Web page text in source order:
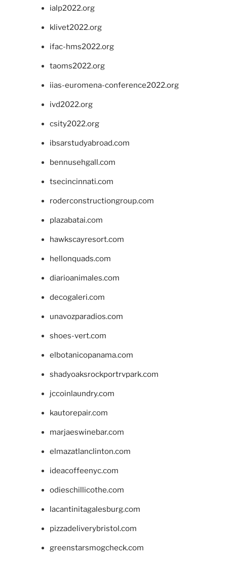
ialp2022.org
klivet2022.org
ifac-hms2022.org
taoms2022.org
iias-euromena-conference2022.org
ivd2022.org
csity2022.org
ibsarstudyabroad.com
bennusehgall.com
tsecincinnati.com
roderconstructiongroup.com
plazabatai.com
hawkscayresort.com
hellonquads.com
diarioanimales.com
decogaleri.com
unavozparadios.com
shoes-vert.com
elbotanicopanama.com
shadyoaksrockportrvpark.com
jccoinlaundry.com
kautorepair.com
marjaeswinebar.com
elmazatlanclinton.com
ideacoffeenyc.com
odieschillicothe.com
lacantinitagalesburg.com
pizzadeliverybristol.com
greenstarsmogcheck.com